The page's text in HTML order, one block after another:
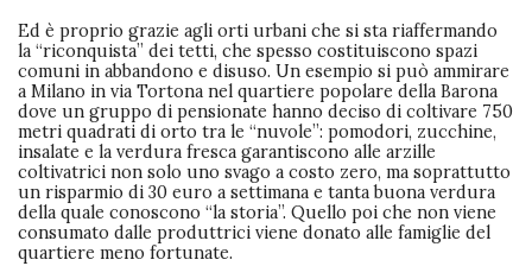
Ed è proprio grazie agli orti urbani che si sta riaffermando
la “riconquista” dei tetti, che spesso costituiscono spazi
comuni in abbandono e disuso. Un esempio si può ammirare
a Milano in via Tortona nel quartiere popolare della Barona
dove un gruppo di pensionate hanno deciso di coltivare 750
metri quadrati di orto tra le “nuvole”: pomodori, zucchine,
insalate e la verdura fresca garantiscono alle arzille
coltivatrici non solo uno svago a costo zero, ma soprattutto
un risparmio di 30 euro a settimana e tanta buona verdura
della quale conoscono “la storia”. Quello poi che non viene
consumato dalle produttrici viene donato alle famiglie del
quartiere meno fortunate.